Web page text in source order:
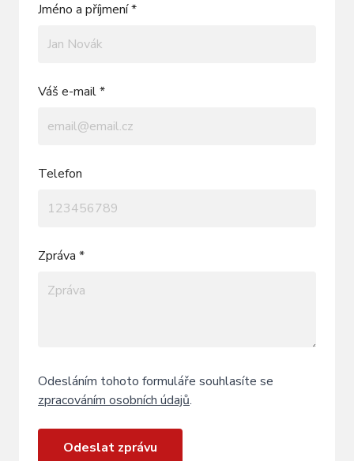
Jméno a příjmení *
Váš e-mail *
Telefon
Zpráva *
Odesláním tohoto formuláře souhlasíte se
zpracováním osobních údajů.
Odeslat zprávu